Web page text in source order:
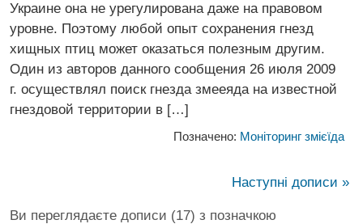
Украине она не урегулирована даже на правовом
уровне. Поэтому любой опыт сохранения гнезд
хищных птиц может оказаться полезным другим.
Один из авторов данного сообщения 26 июля 2009
г. осуществлял поиск гнезда змееяда на известной
гнездовой территории в […]
Позначено: Моніторинг змієїда
Наступні дописи »
Ви переглядаєте дописи (17) з позначкою